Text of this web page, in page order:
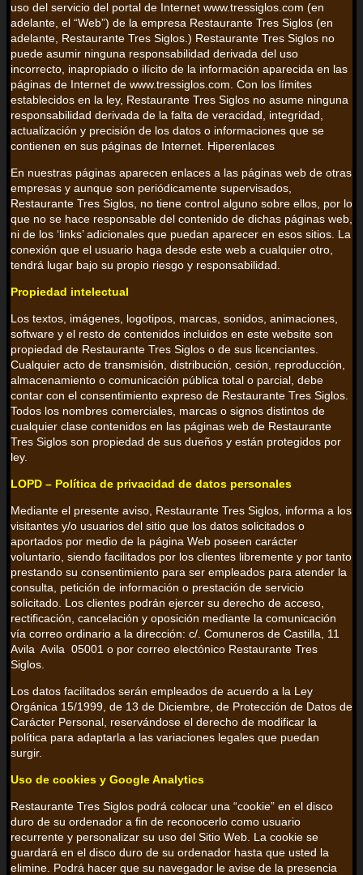
uso del servicio del portal de Internet www.tressiglos.com (en
adelante, el “Web”) de la empresa Restaurante Tres Siglos (en
adelante, Restaurante Tres Siglos.) Restaurante Tres Siglos no
puede asumir ninguna responsabilidad derivada del uso
incorrecto, inapropiado o ilícito de la información aparecida en las
páginas de Internet de www.tressiglos.com. Con los límites
establecidos en la ley, Restaurante Tres Siglos no asume ninguna
responsabilidad derivada de la falta de veracidad, integridad,
actualización y precisión de los datos o informaciones que se
contienen en sus páginas de Internet. Hiperenlaces
En nuestras páginas aparecen enlaces a las páginas web de otras
empresas y aunque son periódicamente supervisados,
Restaurante Tres Siglos, no tiene control alguno sobre ellos, por lo
que no se hace responsable del contenido de dichas páginas web,
ni de los ‘links’ adicionales que puedan aparecer en esos sitios. La
conexión que el usuario haga desde este web a cualquier otro,
tendrá lugar bajo su propio riesgo y responsabilidad.
Propiedad intelectual
Los textos, imágenes, logotipos, marcas, sonidos, animaciones,
software y el resto de contenidos incluidos en este website son
propiedad de Restaurante Tres Siglos o de sus licenciantes.
Cualquier acto de transmisión, distribución, cesión, reproducción,
almacenamiento o comunicación pública total o parcial, debe
contar con el consentimiento expreso de Restaurante Tres Siglos.
Todos los nombres comerciales, marcas o signos distintos de
cualquier clase contenidos en las páginas web de Restaurante
Tres Siglos son propiedad de sus dueños y están protegidos por
ley.
LOPD – Política de privacidad de datos personales
Mediante el presente aviso, Restaurante Tres Siglos, informa a los
visitantes y/o usuarios del sitio que los datos solicitados o
aportados por medio de la página Web poseen carácter
voluntario, siendo facilitados por los clientes libremente y por tanto
prestando su consentimiento para ser empleados para atender la
consulta, petición de información o prestación de servicio
solicitado. Los clientes podrán ejercer su derecho de acceso,
rectificación, cancelación y oposición mediante la comunicación
vía correo ordinario a la dirección: c/. Comuneros de Castilla, 11
Avila Avila 05001 o por correo electónico Restaurante Tres
Siglos.
Los datos facilitados serán empleados de acuerdo a la Ley
Orgánica 15/1999, de 13 de Diciembre, de Protección de Datos de
Carácter Personal, reservándose el derecho de modificar la
política para adaptarla a las variaciones legales que puedan
surgir.
Uso de cookies y Google Analytics
Restaurante Tres Siglos podrá colocar una “cookie” en el disco
duro de su ordenador a fin de reconocerlo como usuario
recurrente y personalizar su uso del Sitio Web. La cookie se
guardará en el disco duro de su ordenador hasta que usted la
elimine. Podrá hacer que su navegador le avise de la presencia